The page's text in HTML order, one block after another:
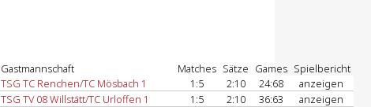
Gastmannschaft Matches Sätze Games Spielbericht
TSG TC Renchen/TC Mösbach 1 1:5 2:10 24:68
anzeigen
TSG TV 08 Willstätt/TC Urloffen 1 1:5 2:10 36:63
anzeigen